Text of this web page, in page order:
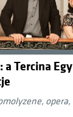
Tercina